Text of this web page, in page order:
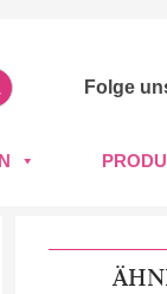
Folge